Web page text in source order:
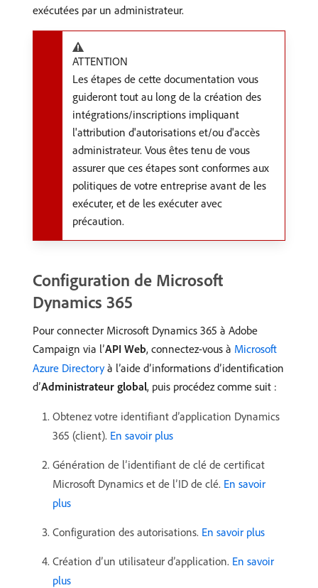
exécutées par un administrateur.
ATTENTION
Les étapes de cette documentation vous
guideront tout au long de la création des
intégrations/inscriptions impliquant
l'attribution d'autorisations et/ou d'accès
administrateur. Vous êtes tenu de vous
assurer que ces étapes sont conformes aux
politiques de votre entreprise avant de les
exécuter, et de les exécuter avec
précaution.
Configuration de Microsoft
Dynamics 365
Pour connecter Microsoft Dynamics 365 à Adobe
Campaign via l’API Web, connectez-vous à Microsoft
Azure Directoryà l’aide d’informations d’identification
d’Administrateur global, puis procédez comme suit :
Obtenez votre identifiant d’application Dynamics
365 (client). En savoir plus
Génération de l’identifiant de clé de certificat
Microsoft Dynamics et de l’ID de clé. En savoir
plus
Configuration des autorisations. En savoir plus
Création d’un utilisateur d’application. En savoir
plus